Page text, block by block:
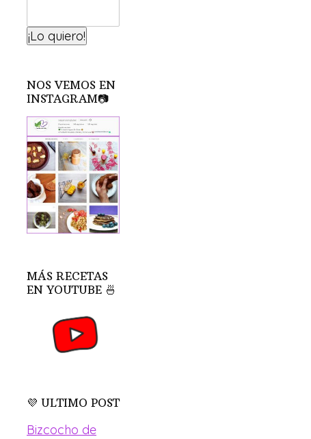
NOS VEMOS EN
INSTAGRAM📷
MÁS RECETAS
EN YOUTUBE 🍜
💜 ULTIMO POST
Bizcocho de